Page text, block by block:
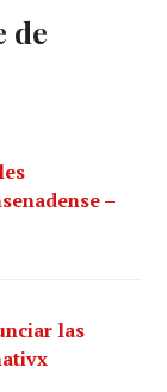
de
–
las